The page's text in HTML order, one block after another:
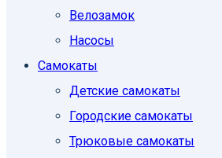
Велозамок
Насосы
Самокаты
Детские самокаты
Городские самокаты
Трюковые самокаты